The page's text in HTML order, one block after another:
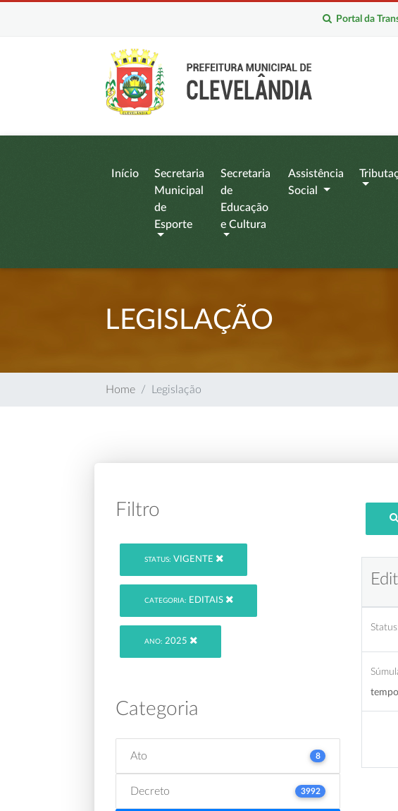
Portal da
Início
Secretaria
Municipal
de
Esporte
Secretaria
de
Educação
e Cultura
Assistência
Social
LEGISLAÇÃO
Home Legislação
Filtro
STATUS: VIGENTE
CATEGORIA: EDITAIS
ANO: 2025
Categoria
Ato 8
Decreto 3992